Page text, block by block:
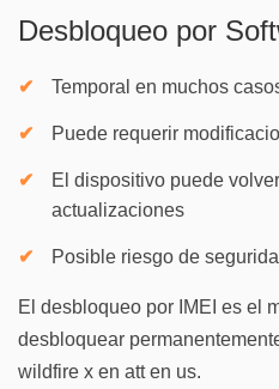
Desbloqueo por
Temporal en muchos
Puede requerir
El dispositivo puede
actualizaciones
Posible riesgo de
El desbloqueo por IMEI es el
desbloquear
wildfire x en att en us.